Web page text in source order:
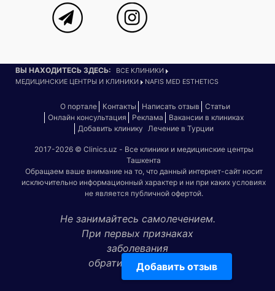
Добавить отзыв
ВЫ НАХОДИТЕСЬ ЗДЕСЬ:
ВСЕ КЛИНИКИ
МЕДИЦИНСКИЕ ЦЕНТРЫ И КЛИНИКИ
NAFIS MED ESTHETICS
О портале Контакты Написать отзыв
Статьи
Онлайн консультация
Реклама
Вакансии в клиниках
Добавить клинику Лечение в Турции
2017-2026 © Clinics.uz - Все клиники и медицинские центры
Ташкента
Обращаем ваше внимание на то, что данный интернет-сайт носит
исключительно информационный характер и ни при каких условиях
не является публичной офертой.
Не занимайтесь самолечением.
При первых признаках
заболевания
обратитесь к врачу!